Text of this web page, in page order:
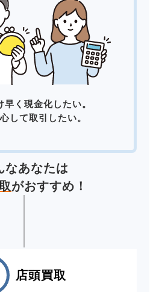
早く現金化したい。
して取引したい。
なあなたは
がおすすめ！
店頭買取